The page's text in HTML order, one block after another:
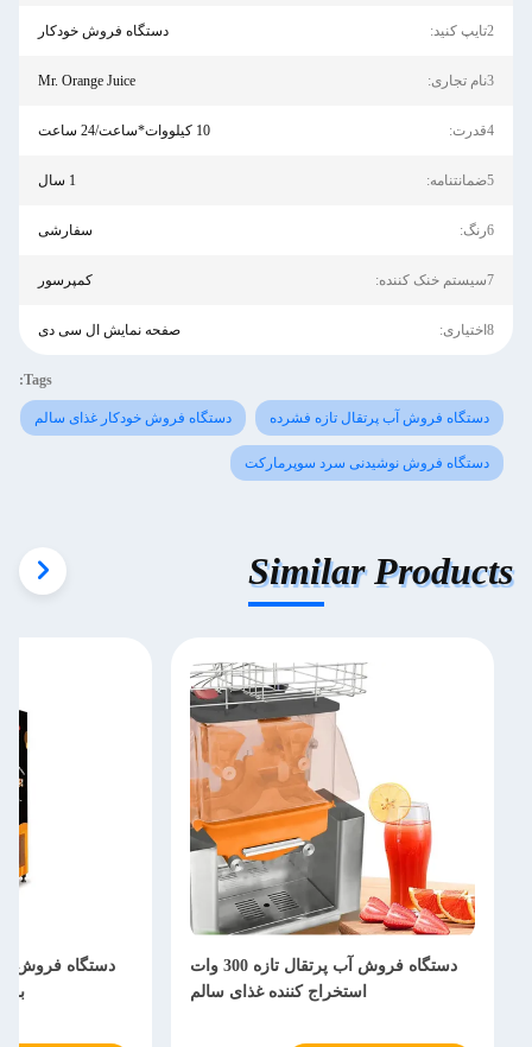
2تایپ کنید: دستگاه فروش خودکار
3نام تجاری: Mr. Orange Juice
4قدرت: 10 کیلووات*ساعت/24 ساعت
5ضمانتنامه: 1 سال
6رنگ: سفارشی
7سیستم خنک کننده: کمپرسور
8اختیاری: صفحه نمایش ال سی دی
Tags:
دستگاه فروش آب پرتقال تازه فشرده دستگاه فروش خودکار غذای سالم
دستگاه فروش نوشیدنی سرد سوپرمارکت
Similar Products
دستگاه فروش آب پرتقال تازه 300 وات
استخراج کننده غذای سالم